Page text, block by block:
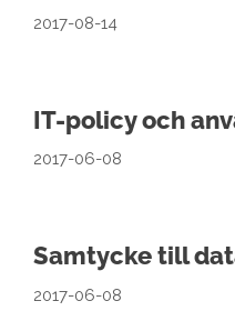
2017-08-14
IT-policy och
2017-06-08
Samtycke till
2017-06-08